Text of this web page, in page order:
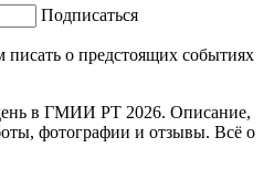
Подписаться
писать о предстоящих событиях
в ГМИИ РТ 2026. Описание,
фотографии и отзывы. Всё о